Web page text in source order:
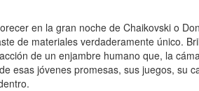
en la gran noche de Chaikovski o
de materiales verdaderamente único.
de un enjambre humano que, la
esas jóvenes promesas, sus juegos, su